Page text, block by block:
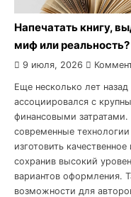
Напечатать книгу,
миф или реальность?
9 июля, 2026
Еще несколько лет
ассоциировался с
финансовыми затратами.
современные
изготовить
сохранив высокий
вариантов оформления.
возможности для